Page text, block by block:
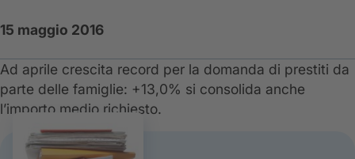
15 maggio 2016
​Ad aprile crescita record per la domanda di prestiti da
parte delle famiglie: +13,0% si consolida anche
l’importo medio richiesto.